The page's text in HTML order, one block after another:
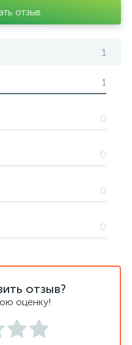
отзыв?
оценку!
отзыв
1
1
0
0
0
0